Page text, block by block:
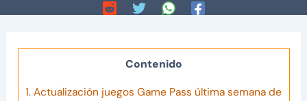
Contenido
1.Actualización juegos Game Pass última semana de